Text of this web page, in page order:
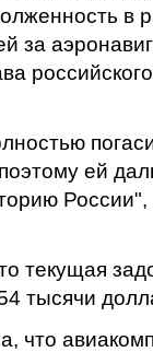
в
за
ей
текущая
тысячи
что